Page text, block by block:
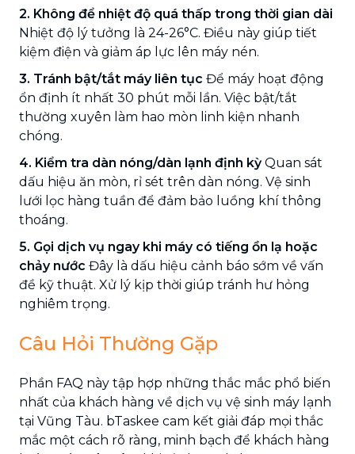
2. Không để nhiệt độ quá thấp trong thời gian dài
Nhiệt độ lý tưởng là 24-26°C. Điều này giúp tiết
kiệm điện và giảm áp lực lên máy nén.
3. Tránh bật/tắt máy liên tục Để máy hoạt động
ổn định ít nhất 30 phút mỗi lần. Việc bật/tắt
thường xuyên làm hao mòn linh kiện nhanh
chóng.
4. Kiểm tra dàn nóng/dàn lạnh định kỳQuan sát
dấu hiệu ăn mòn, rỉ sét trên dàn nóng. Vệ sinh
lưới lọc hàng tuần để đảm bảo luồng khí thông
thoáng.
5. Gọi dịch vụ ngay khi máy có tiếng ồn lạ hoặc
chảy nước Đây là dấu hiệu cảnh báo sớm về vấn
đề kỹ thuật. Xử lý kịp thời giúp tránh hư hỏng
nghiêm trọng.
Câu Hỏi Thường Gặp
Phần FAQ này tập hợp những thắc mắc phổ biến
nhất của khách hàng về dịch vụ vệ sinh máy lạnh
tại Vũng Tàu. bTaskee cam kết giải đáp mọi thắc
mắc một cách rõ ràng, minh bạch để khách hàng